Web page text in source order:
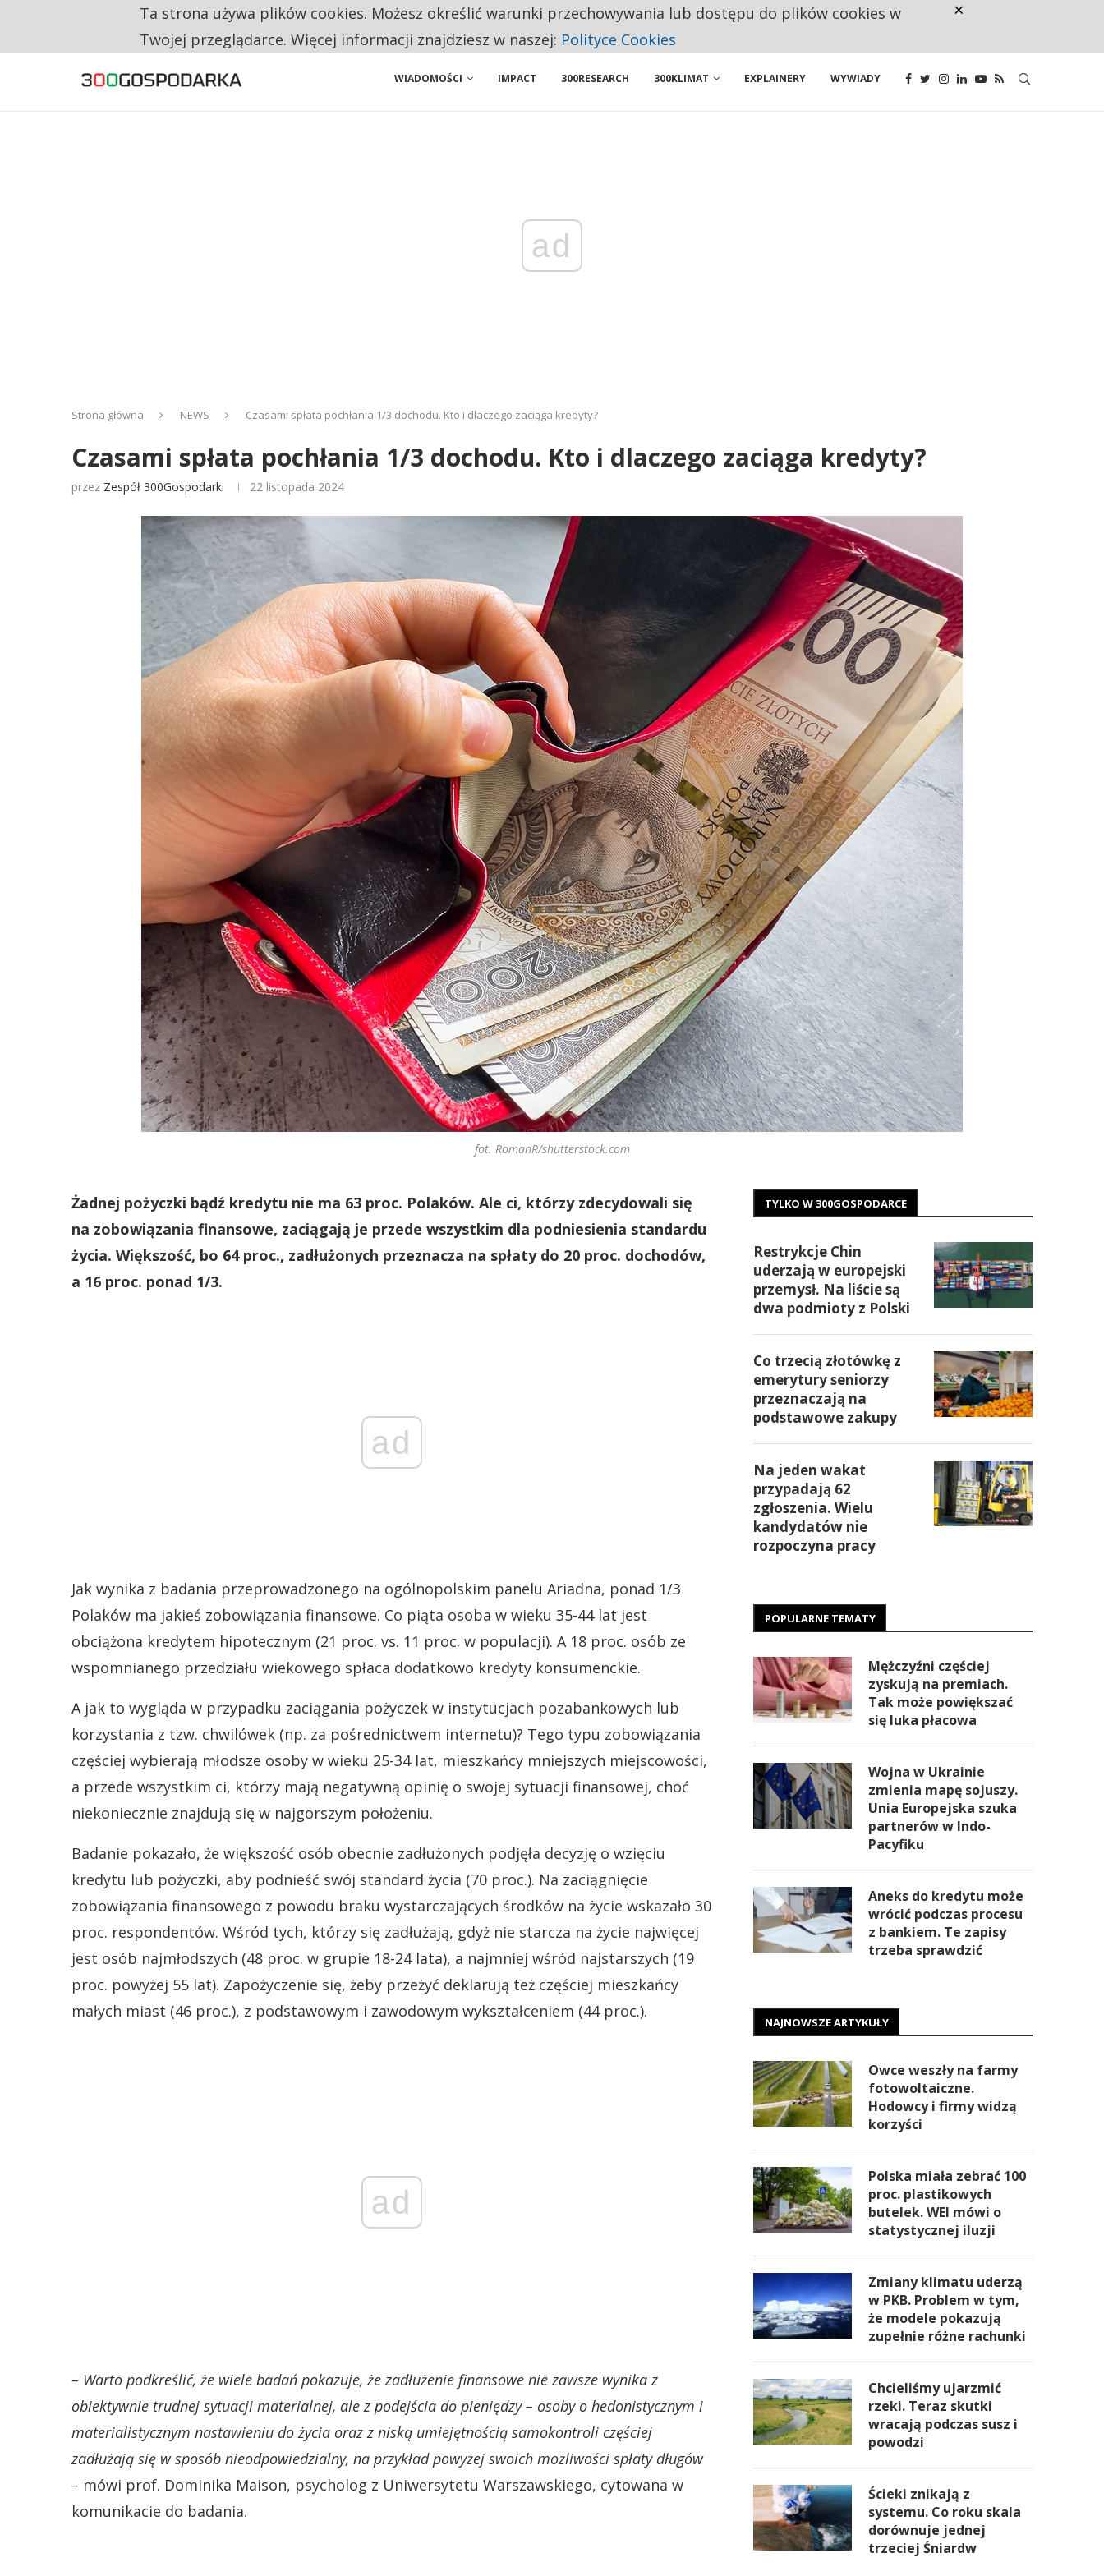
NA JEDEN WAKAT PRZYPADAJĄ 62 ZGŁOSZENIA. WIELU KANDYDATÓW NIE ROZPOCZYNA PRACY
WIADOMOŚCI IMPACT 300RESEARCH 300KLIMAT EXPLAINERY WYWIADY
ad
Strona główna NEWS Czasami spłata pochłania 1/3 dochodu. Kto i dlaczego zaciąga kredyty?
Czasami spłata pochłania 1/3 dochodu. Kto i dlaczego zaciąga kredyty?
przez Zespół 300Gospodarki 22 listopada 2024
fot. RomanR/shutterstock.com
Żadnej pożyczki bądź kredytu nie ma 63 proc. Polaków. Ale ci, którzy zdecydowali się
na zobowiązania finansowe, zaciągają je przede wszystkim dla podniesienia standardu
życia. Większość, bo 64 proc., zadłużonych przeznacza na spłaty do 20 proc. dochodów,
a 16 proc. ponad 1/3.
ad
Jak wynika z badania przeprowadzonego na ogólnopolskim panelu Ariadna, ponad 1/3
Polaków ma jakieś zobowiązania finansowe. Co piąta osoba w wieku 35-44 lat jest
obciążona kredytem hipotecznym (21 proc. vs. 11 proc. w populacji). A 18 proc. osób ze
wspomnianego przedziału wiekowego spłaca dodatkowo kredyty konsumenckie.
A jak to wygląda w przypadku zaciągania pożyczek w instytucjach pozabankowych lub
korzystania z tzw. chwilówek (np. za pośrednictwem internetu)? Tego typu zobowiązania
częściej wybierają młodsze osoby w wieku 25-34 lat, mieszkańcy mniejszych miejscowości,
a przede wszystkim ci, którzy mają negatywną opinię o swojej sytuacji finansowej, choć
niekoniecznie znajdują się w najgorszym położeniu.
Badanie pokazało, że większość osób obecnie zadłużonych podjęła decyzję o wzięciu
kredytu lub pożyczki, aby podnieść swój standard życia (70 proc.). Na zaciągnięcie
zobowiązania finansowego z powodu braku wystarczających środków na życie wskazało 30
proc. respondentów. Wśród tych, którzy się zadłużają, gdyż nie starcza na życie najwięcej
jest osób najmłodszych (48 proc. w grupie 18-24 lata), a najmniej wśród najstarszych (19
proc. powyżej 55 lat). Zapożyczenie się, żeby przeżyć deklarują też częściej mieszkańcy
małych miast (46 proc.), z podstawowym i zawodowym wykształceniem (44 proc.).
ad
– Warto podkreślić, że wiele badań pokazuje, że zadłużenie finansowe nie zawsze wynika z
obiektywnie trudnej sytuacji materialnej, ale z podejścia do pieniędzy – osoby o hedonistycznym i
materialistycznym nastawieniu do życia oraz z niską umiejętnością samokontroli częściej
zadłużają się w sposób nieodpowiedzialny, na przykład powyżej swoich możliwości spłaty długów
– mówi prof. Dominika Maison, psycholog z Uniwersytetu Warszawskiego, cytowana w
komunikacie do badania.
TYLKO W 300GOSPODARCE
Restrykcje Chin
uderzają w europejski
przemysł. Na liście są
dwa podmioty z Polski
Co trzecią złotówkę z
emerytury seniorzy
przeznaczają na
podstawowe zakupy
Na jeden wakat
przypadają 62
zgłoszenia. Wielu
kandydatów nie
rozpoczyna pracy
POPULARNE TEMATY
Mężczyźni częściej
zyskują na premiach.
Tak może powiększać
się luka płacowa
Wojna w Ukrainie
zmienia mapę sojuszy.
Unia Europejska szuka
partnerów w Indo-
Pacyfiku
Aneks do kredytu może
wrócić podczas procesu
z bankiem. Te zapisy
trzeba sprawdzić
NAJNOWSZE ARTYKUŁY
Owce weszły na farmy
fotowoltaiczne.
Hodowcy i firmy widzą
korzyści
Polska miała zebrać 100
proc. plastikowych
butelek. WEI mówi o
statystycznej iluzji
Zmiany klimatu uderzą
w PKB. Problem w tym,
że modele pokazują
zupełnie różne rachunki
Chcieliśmy ujarzmić
rzeki. Teraz skutki
wracają podczas susz i
powodzi
Ścieki znikają z
systemu. Co roku skala
dorównuje jednej
trzeciej Śniardw
Ta strona używa plików cookies. Możesz określić warunki przechowywania lub dostępu do plików cookies w
Twojej przeglądarce. Więcej informacji znajdziesz w naszej: Polityce Cookies
×